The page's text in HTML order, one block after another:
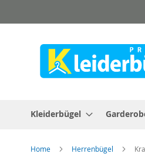
zum
Kleiderbügel
Home Herrenbügel